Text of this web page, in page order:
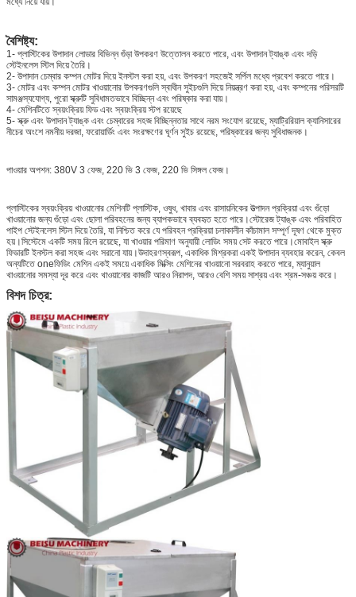
বৈশিষ্ট্য:
1- প্লাস্টিকের উপাদান লোডার বিভিন্ন গুঁড়া উপকরণ উত্তোলন করতে পারে, এবং উপাদান ট্যাঙ্ক এবং দড়ি
স্টেইনলেস স্টিল দিয়ে তৈরি।
2- উপাদান চেম্বার কম্পন মোটর দিয়ে ইনস্টল করা হয়, এবং উপকরণ সহজেই সর্পিল মধ্যে প্রবেশ করতে পারে।
3- মোটর এবং কম্পন মোটর খাওয়ানোর উপকরণগুলি স্বাধীন সুইচগুলি দিয়ে নিয়ন্ত্রণ করা হয়, এবং কম্পনের পরিসরটি
সামঞ্জস্যযোগ্য, পুরো স্ক্রুটি সুবিধামতভাবে বিচ্ছিন্ন এবং পরিষ্কার করা যায়।
4- মেশিনটিতে স্বয়ংক্রিয় ফিড এবং স্বয়ংক্রিয় স্টপ রয়েছে
5- স্ক্রু এবং উপাদান ট্যাঙ্ক এবং চেম্বারের সহজ বিচ্ছিন্নতার সাথে নরম সংযোগ রয়েছে, ম্যাট্রিরিয়াল ক্যানিসারের
নীচের অংশে নমনীয় দরজা, ফরোয়ার্ডিং এবং সংরক্ষণের ঘূর্ণন সুইচ রয়েছে, পরিষ্কারের জন্য সুবিধাজনক।
পাওয়ার অপশন: 380V 3 ফেজ, 220 ভি 3 ফেজ, 220 ভি সিঙ্গল ফেজ।
প্লাস্টিকের স্বয়ংক্রিয় খাওয়ানোর মেশিনটি প্লাস্টিক, ওষুধ, খাবার এবং রাসায়নিকের উত্পাদন প্রক্রিয়া এবং গুঁড়ো
খাওয়ানোর জন্য গুঁড়ো এবং ছোলা পরিবহনের জন্য ব্যাপকভাবে ব্যবহৃত হতে পারে।স্টোরেজ ট্যাঙ্ক এবং পরিবাহিত
পাইপ স্টেইনলেস স্টিল দিয়ে তৈরি, যা নিশ্চিত করে যে পরিবহন প্রক্রিয়া চলাকালীন কাঁচামাল সম্পূর্ণ দূষণ থেকে মুক্ত
হয়।সিস্টেমে একটি সময় রিলে রয়েছে, যা খাওয়ার পরিমাণ অনুযায়ী লোডিং সময় সেট করতে পারে।মোবাইল স্ক্রু
ফিডারটি ইনস্টল করা সহজ এবং সরানো যায়।উদাহরণস্বরূপ, একাধিক মিশ্রকরা একই উপাদান ব্যবহার করেন, কেবল
অন্যটিতে oneফিডিং মেশিন একই সময়ে একাধিক মিক্সিং মেশিনের খাওয়ানো সরবরাহ করতে পারে, ম্যানুয়াল
খাওয়ানোর সমস্যা দূর করে এবং খাওয়ানোর কাজটি আরও নিরাপদ, আরও বেশি সময় সাশ্রয় এবং শ্রম-সঞ্চয় করে।
বিশদ চিত্র: